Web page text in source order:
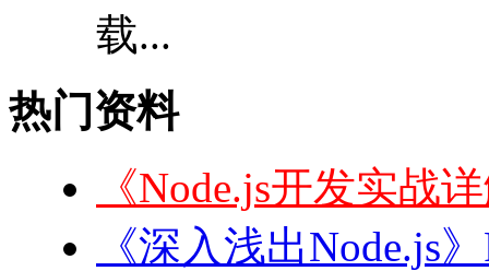
载...
热门资料
《Node.js开发实战
《深入浅出Node.js